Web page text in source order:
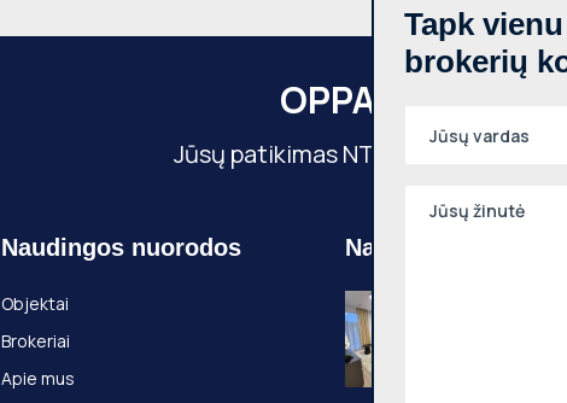
OPPA
Jūsų patikimas NT partneris
Naudingos nuorodos
Objektai
Brokeriai
Apie mus
Naujausi objektai
Tapk
brokerių